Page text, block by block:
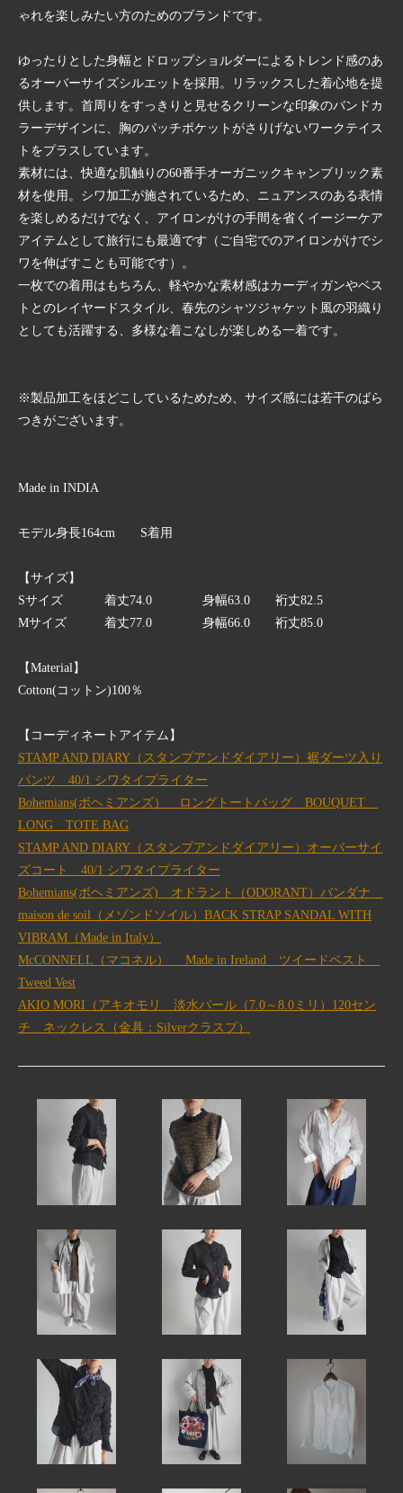
ゃれを楽しみたい方のためのブランドです。
ゆったりとした身幅とドロップショルダーによるトレンド感のあ
るオーバーサイズシルエットを採用。リラックスした着心地を提
供します。首周りをすっきりと見せるクリーンな印象のバンドカ
ラーデザインに、胸のパッチポケットがさりげないワークテイス
トをプラスしています。
素材には、快適な肌触りの60番手オーガニックキャンブリック素
材を使用。シワ加工が施されているため、ニュアンスのある表情
を楽しめるだけでなく、アイロンがけの手間を省くイージーケア
アイテムとして旅行にも最適です（ご自宅でのアイロンがけでシ
ワを伸ばすことも可能です）。
一枚での着用はもちろん、軽やかな素材感はカーディガンやベス
トとのレイヤードスタイル、春先のシャツジャケット風の羽織り
としても活躍する、多様な着こなしが楽しめる一着です。
※製品加工をほどこしているためため、サイズ感には若干のばら
つきがございます。
Made in INDIA
モデル身長164cm S着用
【サイズ】
Sサイズ 着丈74.0 身幅63.0 裄丈82.5
Mサイズ 着丈77.0 身幅66.0 裄丈85.0
【Material】
Cotton(コットン)100％
【コーディネートアイテム】
STAMP AND DIARY（スタンプアンドダイアリー）裾ダーツ入り
パンツ 40/1 シワタイプライター
Bohemians(ボヘミアンズ） ロングトートバッグ BOUQUET
LONG TOTE BAG
STAMP AND DIARY（スタンプアンドダイアリー）オーバーサイ
ズコート 40/1 シワタイプライター
Bohemians(ボヘミアンズ) オドラント（ODORANT）バンダナ
maison de soil（メゾンドソイル）BACK STRAP SANDAL WITH
VIBRAM（Made in Italy）
McCONNELL（マコネル） Made in Ireland ツイードベスト
Tweed Vest
AKIO MORI（アキオモリ 淡水パール（7.0～8.0ミリ）120セン
チ ネックレス（金具：Silverクラスプ）